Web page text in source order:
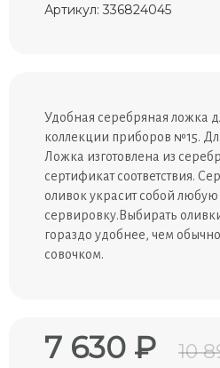
Артикул: 336824045
Удобная серебряная ложка
коллекции приборов №15.
Ложка изготовлена из
сертификат соответствия.
оливок украсит собой
сервировку.Выбирать
гораздо удобнее, чем
совочком.
7 630 ₽ 10